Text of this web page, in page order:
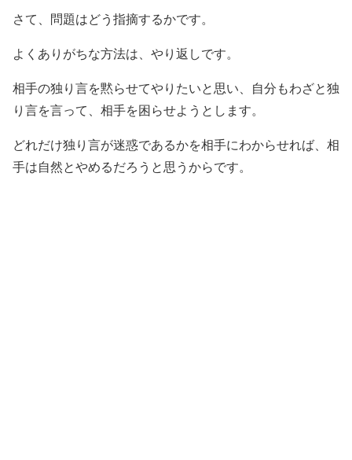
さて、問題はどう指摘するかです。
よくありがちな方法は、やり返しです。
相手の独り言を黙らせてやりたいと思い、自分もわざと独
り言を言って、相手を困らせようとします。
どれだけ独り言が迷惑であるかを相手にわからせれば、相
手は自然とやめるだろうと思うからです。